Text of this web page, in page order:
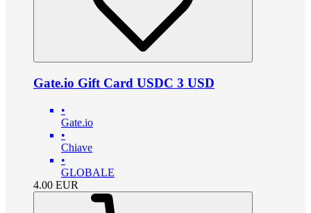
Gate.io Gift Card USDC 3 USD
•
Gate.io
•
Chiave
•
GLOBALE
4.00 EUR